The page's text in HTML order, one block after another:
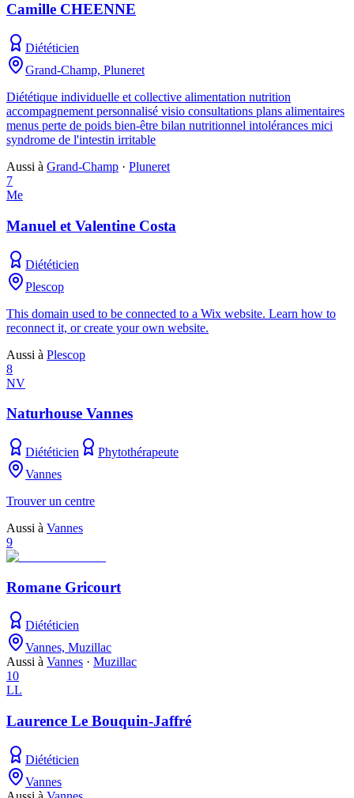
Camille CHEENNE
Diététicien
Grand-Champ, Pluneret
Diététique individuelle et collective alimentation nutrition
accompagnement personnalisé visio consultations plans alimentaires
menus perte de poids bien-être bilan nutritionnel intolérances mici
syndrome de l'intestin irritable
Aussi à Grand-Champ · Pluneret
7
Me
Manuel et Valentine Costa
Diététicien
Plescop
This domain used to be connected to a Wix website. Learn how to
reconnect it, or create your own website.
Aussi à Plescop
8
NV
Naturhouse Vannes
Diététicien
Phytothérapeute
Vannes
Trouver un centre
Aussi à Vannes
9
Romane Gricourt
Diététicien
Vannes, Muzillac
Aussi à Vannes · Muzillac
10
LL
Laurence Le Bouquin-Jaffré
Diététicien
Vannes